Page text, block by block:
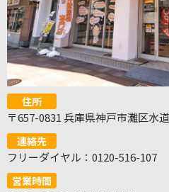
住所
〒657-0831 兵庫県神戸市灘区水
連絡先
フリーダイヤル：0120-516-107
営業時間